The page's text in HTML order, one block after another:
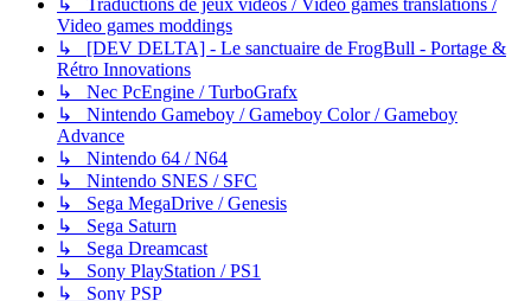
↳ Traductions de jeux vidéos / Video games translations /
Video games moddings
↳ [DEV DELTA] - Le sanctuaire de FrogBull - Portage &
Rétro Innovations
↳ Nec PcEngine / TurboGrafx
↳ Nintendo Gameboy / Gameboy Color / Gameboy
Advance
↳ Nintendo 64 / N64
↳ Nintendo SNES / SFC
↳ Sega MegaDrive / Genesis
↳ Sega Saturn
↳ Sega Dreamcast
↳ Sony PlayStation / PS1
↳ Sony PSP